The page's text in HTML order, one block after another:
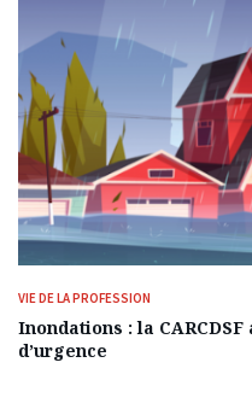
VIE DE LA PROFESSION
Inondations : la
d’urgence